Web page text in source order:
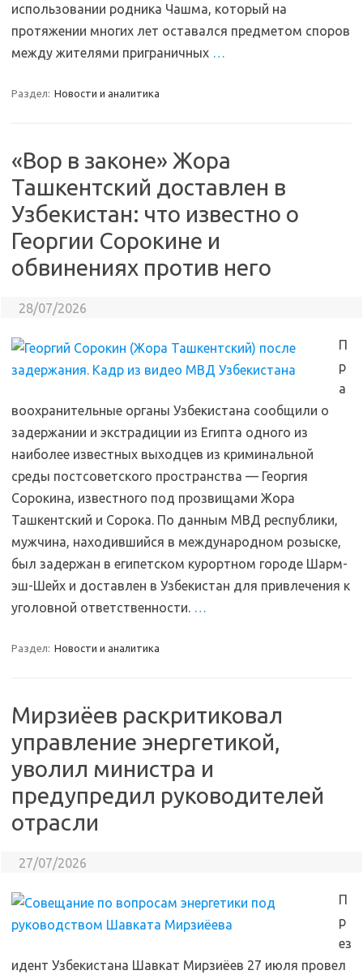
использовании родника Чашма, который на
протяжении многих лет оставался предметом споров
между жителями приграничных …
Раздел: Новости и аналитика
«Вор в законе» Жора
Ташкентский доставлен в
Узбекистан: что известно о
Георгии Сорокине и
обвинениях против него
28/07/2026
П
р
а
воохранительные органы Узбекистана сообщили о
задержании и экстрадиции из Египта одного из
наиболее известных выходцев из криминальной
среды постсоветского пространства — Георгия
Сорокина, известного под прозвищами Жора
Ташкентский и Сорока. По данным МВД республики,
мужчина, находившийся в международном розыске,
был задержан в египетском курортном городе Шарм-
эш-Шейх и доставлен в Узбекистан для привлечения к
уголовной ответственности. …
Раздел: Новости и аналитика
Мирзиёев раскритиковал
управление энергетикой,
уволил министра и
предупредил руководителей
отрасли
27/07/2026
П
р
ез
идент Узбекистана Шавкат Мирзиёев 27 июля провел